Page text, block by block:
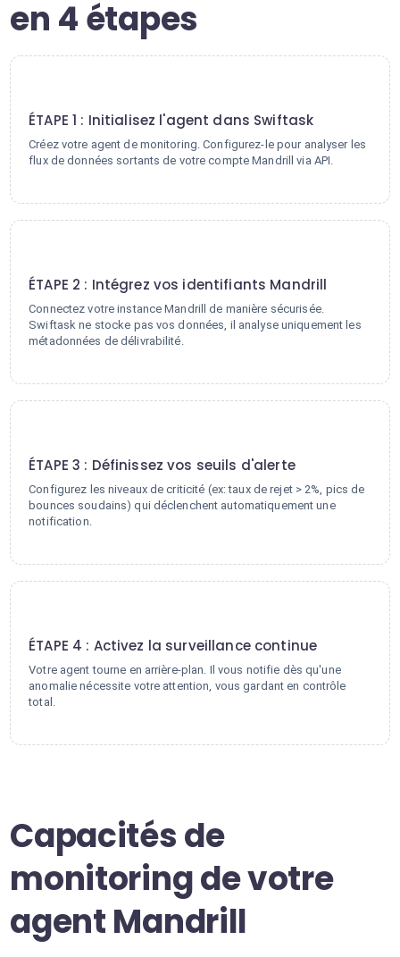
en 4 étapes
ÉTAPE 1 : Initialisez l'agent dans Swiftask
Créez votre agent de monitoring. Configurez-le pour analyser les
flux de données sortants de votre compte Mandrill via API.
ÉTAPE 2 : Intégrez vos identifiants Mandrill
Connectez votre instance Mandrill de manière sécurisée.
Swiftask ne stocke pas vos données, il analyse uniquement les
métadonnées de délivrabilité.
ÉTAPE 3 : Définissez vos seuils d'alerte
Configurez les niveaux de criticité (ex: taux de rejet > 2%, pics de
bounces soudains) qui déclenchent automatiquement une
notification.
ÉTAPE 4 : Activez la surveillance continue
Votre agent tourne en arrière-plan. Il vous notifie dès qu'une
anomalie nécessite votre attention, vous gardant en contrôle
total.
Capacités de
monitoring de votre
agent Mandrill